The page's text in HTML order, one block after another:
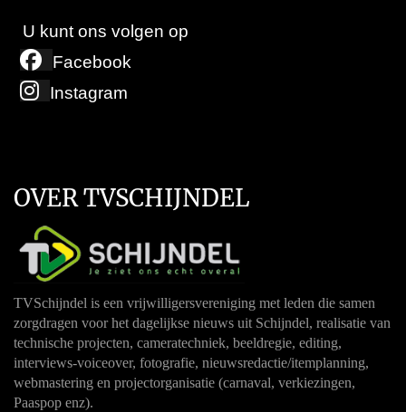
U kunt ons volgen op
Facebook
Instagram
OVER TVSCHIJNDEL
TVSchijndel is een vrijwilligersvereniging met leden die samen
zorgdragen voor het dagelijkse nieuws uit Schijndel, realisatie van
technische projecten, cameratechniek, beeldregie, editing,
interviews-voiceover, fotografie, nieuwsredactie/itemplanning,
webmastering en projectorganisatie (carnaval, verkiezingen,
Paaspop enz).